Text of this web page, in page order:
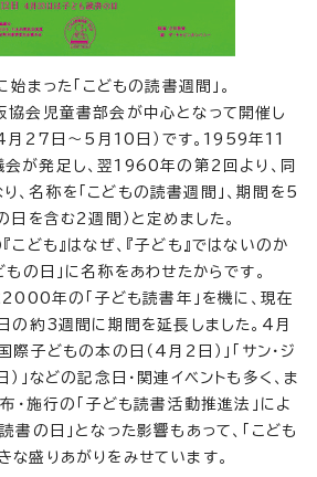
まった「こどもの読書週間」。
協会児童書部会が中心となって開催し
4月27日～5月10日）です。1959年11
が発足し、翌1960年の第2回より、同
、名称を「こどもの読書週間」、期間を5
を含む2週間）と定めました。
こども』はなぜ、『子ども』ではないのか
もの日」に名称をあわせたからです。
2000年の「子ども読書年」を機に、現在
約3週間に期間を延長しました。4月
際子どもの本の日（4月2日）」「サン・ジ
」などの記念日・関連イベントも多く、ま
施行の「子ども読書活動推進法」によ
の日」となった影響もあって、「こども
な盛りあがりをみせています。